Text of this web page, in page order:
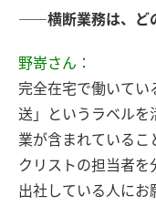
――横断業務は、ど
野嵜さん：
完全在宅で働いて
送」というラベルを
業が含まれている
クリストの担当者を
出社している人に